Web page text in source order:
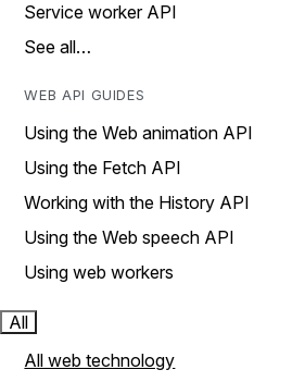
Service worker API
See all…
WEB API GUIDES
Using the Web animation API
Using the Fetch API
Working with the History API
Using the Web speech API
Using web workers
All
All web technology